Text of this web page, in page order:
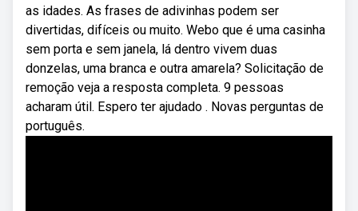
as idades. As frases de adivinhas podem ser
divertidas, difíceis ou muito. Webo que é uma casinha
sem porta e sem janela, lá dentro vivem duas
donzelas, uma branca e outra amarela? Solicitação de
remoção veja a resposta completa. 9 pessoas
acharam útil. Espero ter ajudado ️. Novas perguntas de
português.